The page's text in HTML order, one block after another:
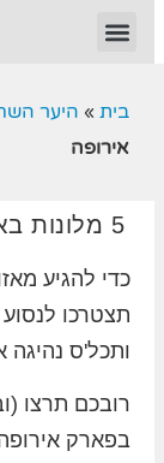
בית»היער
אירופה
5 מלונות באזור פארק אירופה
כדי להגיע
תצטרכו לנסוע
ותכל'ס נהיגה
רובכם תרצו
בפארק